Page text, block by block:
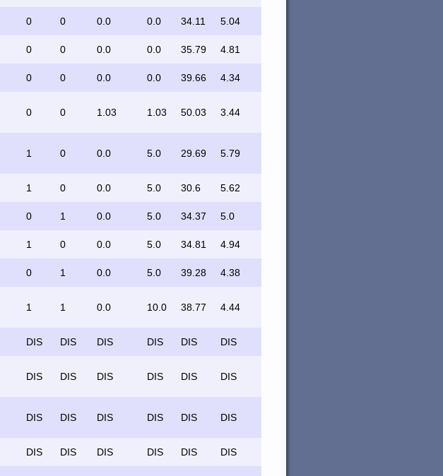
0 0 0.0 0.0 34.11 5.04
0 0 0.0 0.0 35.79 4.81
0 0 0.0 0.0 39.66 4.34
0 0 1.03 1.03 50.03 3.44
1 0 0.0 5.0 29.69 5.79
1 0 0.0 5.0 30.6 5.62
0 1 0.0 5.0 34.37 5.0
1 0 0.0 5.0 34.81 4.94
0 1 0.0 5.0 39.28 4.38
1 1 0.0 10.0 38.77 4.44
DIS DIS DIS DIS DIS DIS
DIS DIS DIS DIS DIS DIS
DIS DIS DIS DIS DIS DIS
DIS DIS DIS DIS DIS DIS